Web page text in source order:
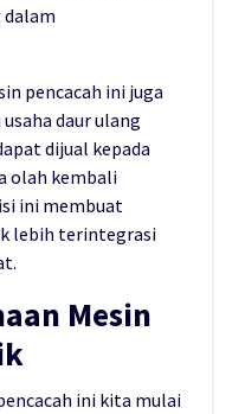
dalam
pencacah ini juga
daur ulang
dijual kepada
olah kembali
ini membuat
lebih terintegrasi
Mesin
ini kita mulai